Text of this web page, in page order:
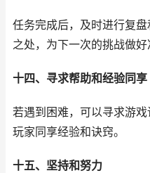
任务完成后，及时进行复
之处，为下一次的挑战做好
十四、寻求帮助和经验同享
若遇到困难，可以寻求游
玩家同享经验和诀窍。
十五、坚持和努力